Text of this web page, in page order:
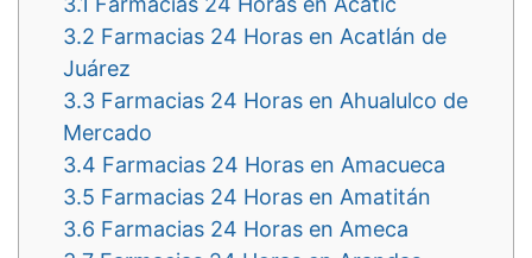
3.2 Farmacias 24 Horas en Acatlán de
Juárez
3.3 Farmacias 24 Horas en Ahualulco de
Mercado
3.4 Farmacias 24 Horas en Amacueca
3.5 Farmacias 24 Horas en Amatitán
3.6 Farmacias 24 Horas en Ameca